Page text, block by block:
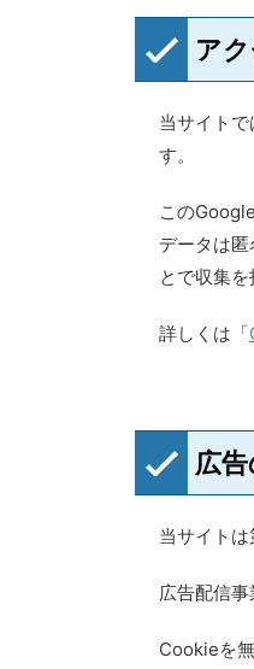
ア
当サイト
す。
この
データは
とで収集
詳しくは「
広
当サイト
広告配信
Cookieを